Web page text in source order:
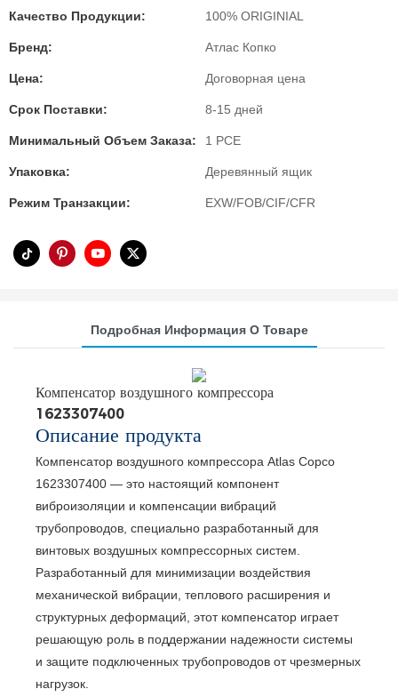
Качество Продукции: 100% ORIGINIAL
Бренд: Атлас Копко
Цена: Договорная цена
Срок Поставки: 8-15 дней
Минимальный Объем Заказа: 1 PCE
Упаковка: Деревянный ящик
Режим Транзакции: EXW/FOB/CIF/CFR
Подробная Информация О Товаре
Компенсатор воздушного компрессора
1623307400
Описание продукта
Компенсатор воздушного компрессора Atlas Copco
1623307400 — это настоящий компонент
виброизоляции и компенсации вибраций
трубопроводов, специально разработанный для
винтовых воздушных компрессорных систем.
Разработанный для минимизации воздействия
механической вибрации, теплового расширения и
структурных деформаций, этот компенсатор играет
решающую роль в поддержании надежности системы
и защите подключенных трубопроводов от чрезмерных
нагрузок.